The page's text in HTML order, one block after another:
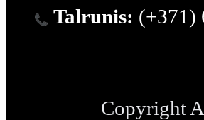
Talrunis: (+371)
Copyright